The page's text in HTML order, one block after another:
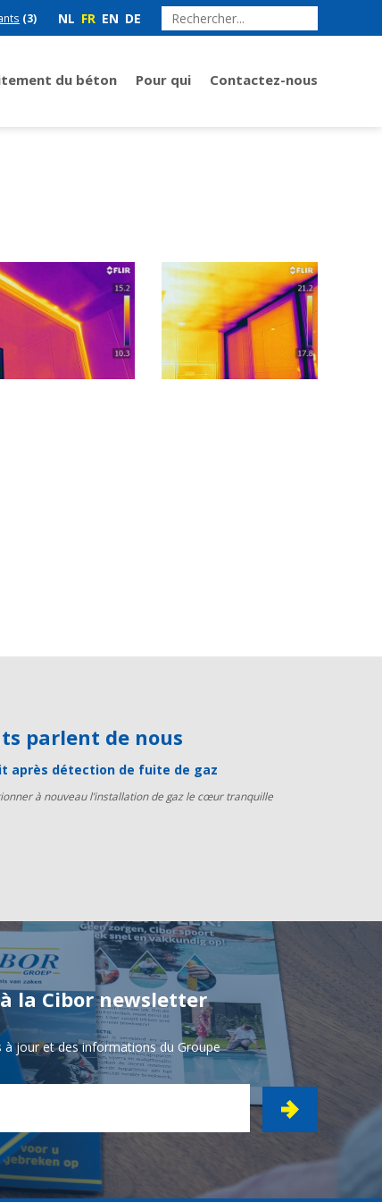
(3) NL FR EN DE
du béton Pour qui Contactez-nous
parlent de nous
après détection de fuite de gaz
à nouveau l’installation de gaz le cœur tranquille
la Cibor newsletter
à jour et des informations du Groupe